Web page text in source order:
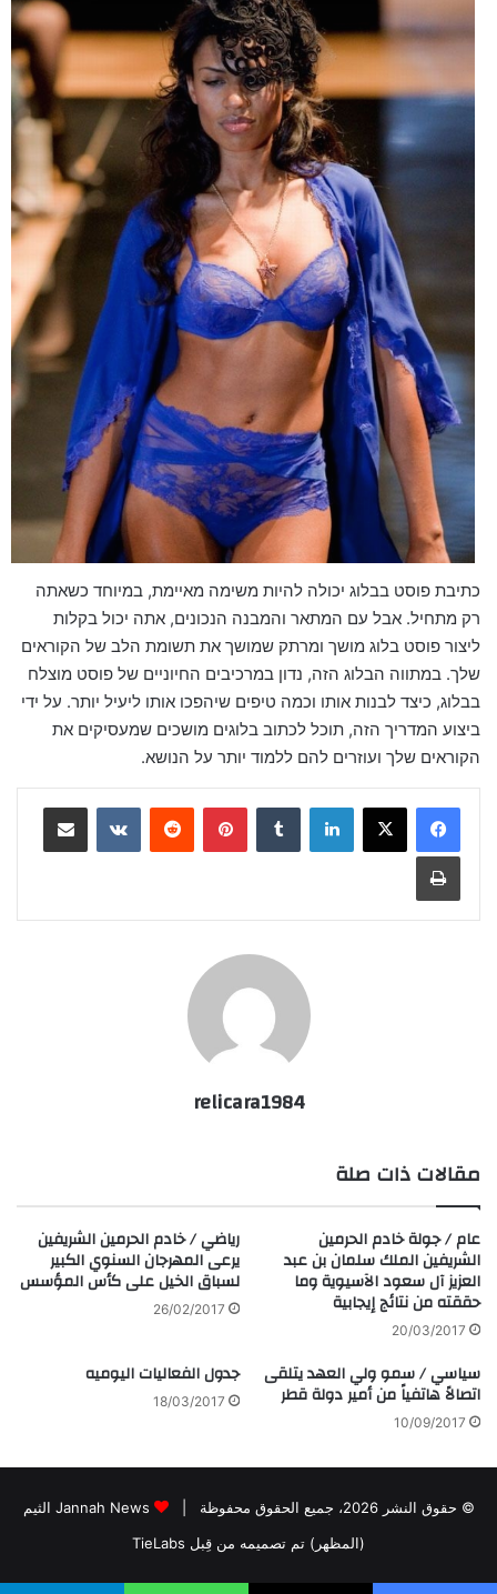
כתיבת פוסט בבלוג יכולה להיות משימה מאיימת, במיוחד כשאתה
רק מתחיל. אבל עם המתאר והמבנה הנכונים, אתה יכול בקלות
ליצור פוסט בלוג מושך ומרתק שמושך את תשומת הלב של הקוראים
שלך. במתווה הבלוג הזה, נדון במרכיבים החיוניים של פוסט מוצלח
בבלוג, כיצד לבנות אותו וכמה טיפים שיהפכו אותו ליעיל יותר. על ידי
ביצוע המדריך הזה, תוכל לכתוב בלוגים מושכים שמעסיקים את
הקוראים שלך ועוזרים להם ללמוד יותר על הנושא.
لينكدإن بينتيريست
relicara1984
مقالات ذات صلة
عام / جولة خادم الحرمين
الشريفين الملك سلمان بن عبد
العزيز آل سعود الآسيوية وما
حققته من نتائج إيجابية
20/03/2017
رياضي / خادم الحرمين الشريفين
يرعى المهرجان السنوي الكبير
لسباق الخيل على كأس المؤسس
26/02/2017
سياسي / سمو ولي العهد يتلقى
اتصالاً هاتفياً من أمير دولة قطر
10/09/2017
جدول الفعاليات اليوميه
18/03/2017
© حقوق النشر 2026، جميع الحقوق محفوظة |
Jannah News الثيم
(المظهر) تم تصميمه من قِبل TieLabs